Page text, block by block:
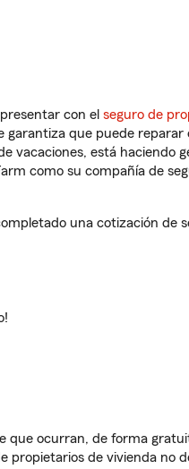
con el seguro de
garantiza que puede
vacaciones, está haciendo
como su compañía de
una cotización de
que ocurran, de forma
propietarios de vivienda no